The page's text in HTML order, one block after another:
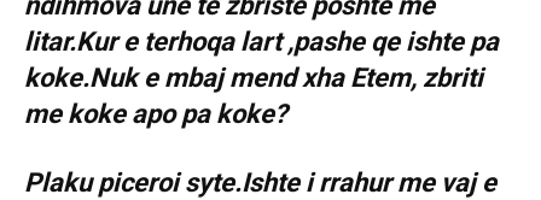
litar.Kur e terhoqa lart ,pashe qe ishte pa
koke.Nuk e mbaj mend xha Etem, zbriti
me koke apo pa koke?
Plaku piceroi syte.Ishte i rrahur me vaj e